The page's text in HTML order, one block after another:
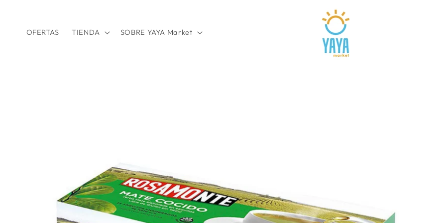
OFERTAS TIENDA SOBRE YAYA Market